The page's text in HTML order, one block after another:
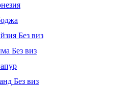
Без виз
Без виз
Без виз